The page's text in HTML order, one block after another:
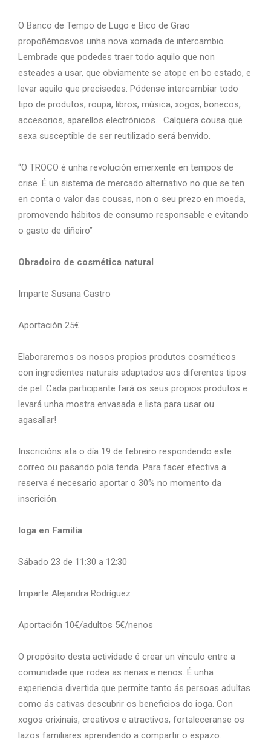
O Banco de Tempo de Lugo e Bico de Grao
propoñémosvos unha nova xornada de intercambio.
Lembrade que podedes traer todo aquilo que non
esteades a usar, que obviamente se atope en bo estado, e
levar aquilo que precisedes. Pódense intercambiar todo
tipo de produtos; roupa, libros, música, xogos, bonecos,
accesorios, aparellos electrónicos… Calquera cousa que
sexa susceptible de ser reutilizado será benvido.
“O TROCO é unha revolución emerxente en tempos de
crise. É un sistema de mercado alternativo no que se ten
en conta o valor das cousas, non o seu prezo en moeda,
promovendo hábitos de consumo responsable e evitando
o gasto de diñeiro”
Obradoiro de cosmética natural
Imparte Susana Castro
Aportación 25€
Elaboraremos os nosos propios produtos cosméticos
con ingredientes naturais adaptados aos diferentes tipos
de pel. Cada participante fará os seus propios produtos e
levará unha mostra envasada e lista para usar ou
agasallar!
Inscricións ata o día 19 de febreiro respondendo este
correo ou pasando pola tenda. Para facer efectiva a
reserva é necesario aportar o 30% no momento da
inscrición.
Ioga en Familia
Sábado 23 de 11:30 a 12:30
Imparte Alejandra Rodríguez
Aportación 10€/adultos 5€/nenos
O propósito desta actividade é crear un vínculo entre a
comunidade que rodea as nenas e nenos. É unha
experiencia divertida que permite tanto ás persoas adultas
como ás cativas descubrir os beneficios do ioga. Con
xogos orixinais, creativos e atractivos, fortaleceranse os
lazos familiares aprendendo a compartir o espazo.